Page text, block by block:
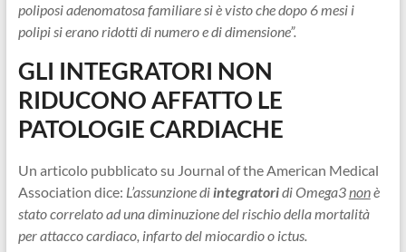
poliposi adenomatosa familiare si è visto che dopo 6 mesi i
polipi si erano ridotti di numero e di dimensione”.
GLI INTEGRATORI NON
RIDUCONO AFFATTO LE
PATOLOGIE CARDIACHE
Un articolo pubblicato su Journal of the American Medical
Association dice: L’assunzione diintegratoridi Omega3nonè
stato correlato ad una diminuzione del rischio della mortalità
per attacco cardiaco, infarto del miocardio o ictus.